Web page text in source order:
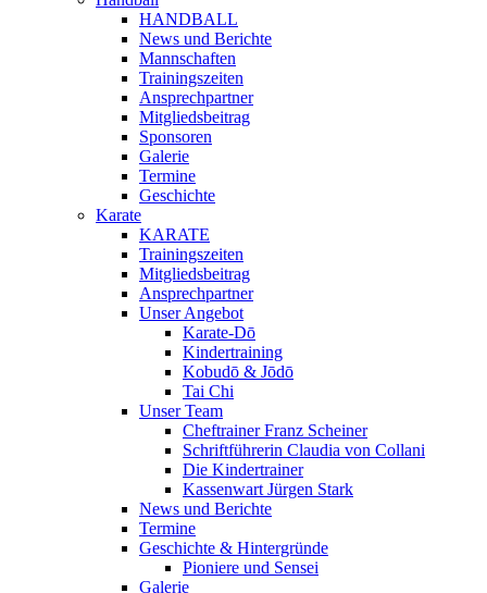
HANDBALL
News und Berichte
Mannschaften
Trainingszeiten
Ansprechpartner
Mitgliedsbeitrag
Sponsoren
Galerie
Termine
Geschichte
Karate
KARATE
Trainingszeiten
Mitgliedsbeitrag
Ansprechpartner
Unser Angebot
Karate-Dō
Kindertraining
Kobudō & Jōdō
Tai Chi
Unser Team
Cheftrainer Franz Scheiner
Schriftführerin Claudia von Collani
Die Kindertrainer
Kassenwart Jürgen Stark
News und Berichte
Termine
Geschichte & Hintergründe
Pioniere und Sensei
Galerie